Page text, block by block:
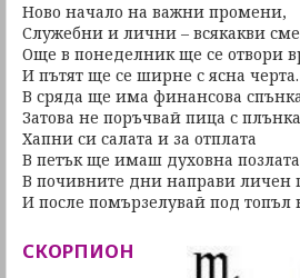
Ново начало на важни промени,
Служебни и лични – всякакви
Още в понеделник ще се отвори
И пътят ще се ширне с ясна черта.
В сряда ще има финансова
Затова не поръчвай пица с
Хапни си салата и за отплата
В петък ще имаш духовна
В почивните дни направи личен
И после помързелувай под топъл
СКОРПИОН